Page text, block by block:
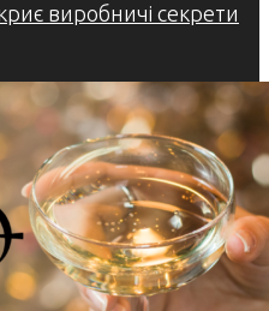
виробничі секрети